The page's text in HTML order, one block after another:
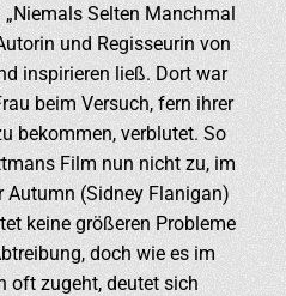
Selten Manchmal
und Regisseurin von
inspirieren ließ. Dort war
beim Versuch, fern ihrer
bekommen, verblutet. So
Film nun nicht zu, im
Autumn (Sidney Flanigan)
keine größeren Probleme
doch wie es im
oft zugeht, deutet sich